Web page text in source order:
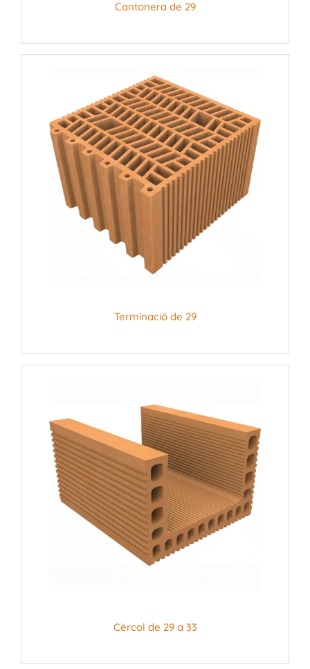
Cantonera de 29
Terminació de 29
Cèrcol de 29 a 33